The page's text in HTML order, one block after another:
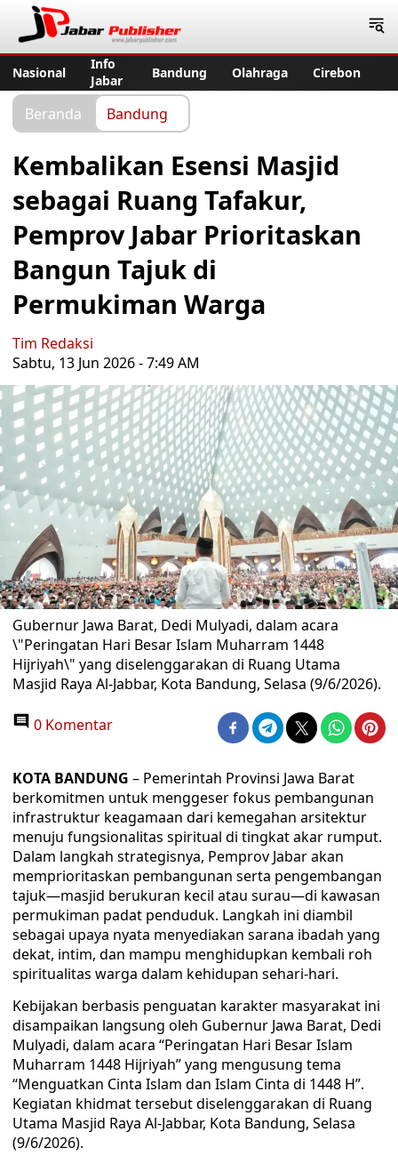
Nasional
Info
Jabar
Bandung Olahraga Cirebon
Beranda Bandung
Kembalikan Esensi Masjid
sebagai Ruang Tafakur,
Pemprov Jabar Prioritaskan
Bangun Tajuk di
Permukiman Warga
Tim Redaksi
Sabtu, 13 Jun 2026 - 7:49 AM
Gubernur Jawa Barat, Dedi Mulyadi, dalam acara
\"Peringatan Hari Besar Islam Muharram 1448
Hijriyah\" yang diselenggarakan di Ruang Utama
Masjid Raya Al-Jabbar, Kota Bandung, Selasa (9/6/2026).
0 Komentar
KOTA BANDUNG – Pemerintah Provinsi Jawa Barat
berkomitmen untuk menggeser fokus pembangunan
infrastruktur keagamaan dari kemegahan arsitektur
menuju fungsionalitas spiritual di tingkat akar rumput.
Dalam langkah strategisnya, Pemprov Jabar akan
memprioritaskan pembangunan serta pengembangan
tajuk—masjid berukuran kecil atau surau—di kawasan
permukiman padat penduduk. Langkah ini diambil
sebagai upaya nyata menyediakan sarana ibadah yang
dekat, intim, dan mampu menghidupkan kembali roh
spiritualitas warga dalam kehidupan sehari-hari.
Kebijakan berbasis penguatan karakter masyarakat ini
disampaikan langsung oleh Gubernur Jawa Barat, Dedi
Mulyadi, dalam acara “Peringatan Hari Besar Islam
Muharram 1448 Hijriyah” yang mengusung tema
“Menguatkan Cinta Islam dan Islam Cinta di 1448 H”.
Kegiatan khidmat tersebut diselenggarakan di Ruang
Utama Masjid Raya Al-Jabbar, Kota Bandung, Selasa
(9/6/2026).